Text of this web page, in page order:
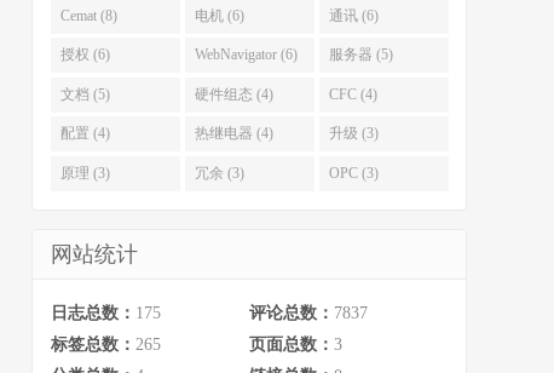
Cemat (8) 电机 (6) 通讯 (6)
授权 (6) WebNavigator (6) 服务器 (5)
文档 (5) 硬件组态 (4) CFC (4)
配置 (4) 热继电器 (4) 升级 (3)
原理 (3) 冗余 (3) OPC (3)
网站统计
日志总数： 175 评论总数： 7837
标签总数： 265 页面总数： 3